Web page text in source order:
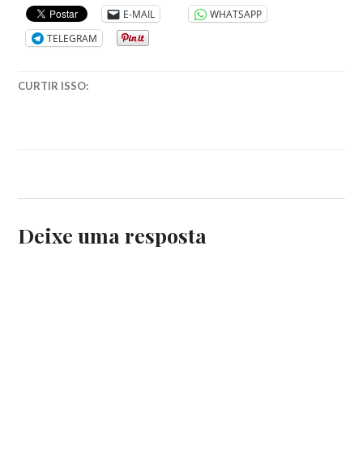
E-MAIL
WHATSAPP
TELEGRAM
CURTIR ISSO:
Deixe uma resposta